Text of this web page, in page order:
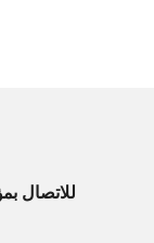
للاتصال